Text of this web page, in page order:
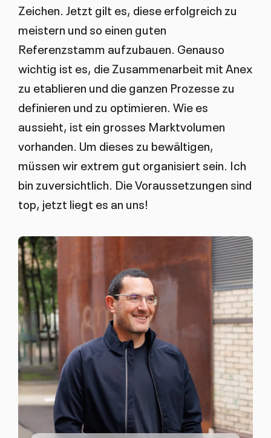
Zeichen. Jetzt gilt es, diese erfolgreich zu
meistern und so einen guten
Referenzstamm aufzubauen. Genauso
wichtig ist es, die Zusammenarbeit mit Anex
zu etablieren und die ganzen Prozesse zu
definieren und zu optimieren. Wie es
aussieht, ist ein grosses Marktvolumen
vorhanden. Um dieses zu bewältigen,
müssen wir extrem gut organisiert sein. Ich
bin zuversichtlich. Die Voraussetzungen sind
top, jetzt liegt es an uns!